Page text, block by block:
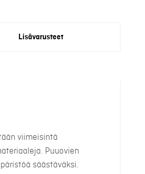
Lisävarusteet
viimeisintä
Puuovien
säästäväksi.